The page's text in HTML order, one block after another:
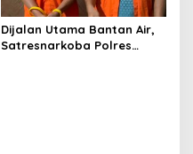
Dijalan Utama Bantan Air,
Satresnarkoba Polres